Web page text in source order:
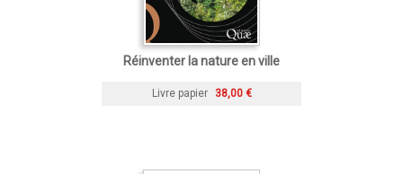
Réinventer la nature en ville
Livre papier 38,00 €